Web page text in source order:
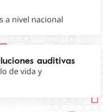
a nivel nacional
auditivas
de vida y